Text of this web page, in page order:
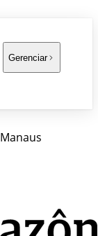
Gerenciar
Manaus